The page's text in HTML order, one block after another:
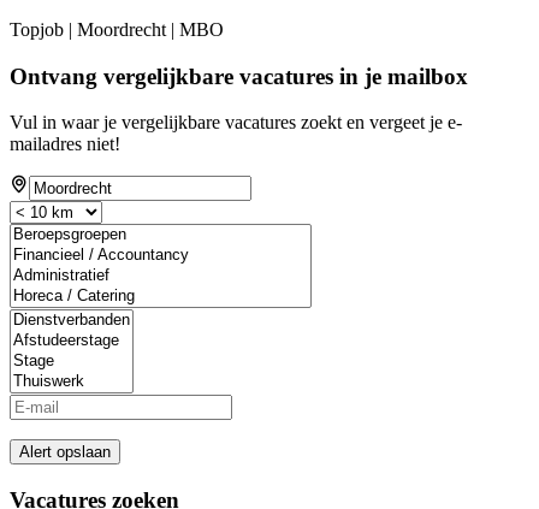
Topjob | Moordrecht | MBO
Ontvang vergelijkbare vacatures in je mailbox
Vul in waar je vergelijkbare vacatures zoekt en vergeet je e-
mailadres niet!
Alert opslaan
Vacatures zoeken